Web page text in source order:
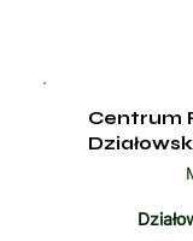
Centrum